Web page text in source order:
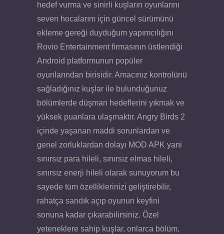
hedef vurma ve sinirli kuşların oyunlarını
seven hocalarım için güncel sürümünü
ekleme gereği duyduğum yapımcılığını
Rovio Entertainment firmasının üstlendiği
Android platformunun popüler
oyunlarından birisidir. Amacınız kontrolünü
sağladığınız kuşlar ile bulunduğunuz
bölümlerde düşman hedeflerini yıkmak ve
yüksek puanlara ulaşmaktır. Angry Birds 2
içinde yaşanan maddi sorunlardan ve
genel zorluklardan dolayı MOD APK yani
sınırsız para hileli, sınırsız elmas hileli,
sınırsız enerji hileli olarak sunuyorum bu
sayede tüm özelliklerinizi geliştirebilir,
rahatça sandık açıp oyunun keyfini
sonuna kadar çıkarabilirsiniz. Özel
yeteneklere sahip kuşlar, onlarca bölüm,